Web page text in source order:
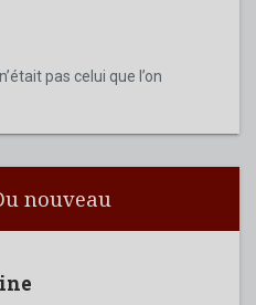
pas celui que l’on
nouveau